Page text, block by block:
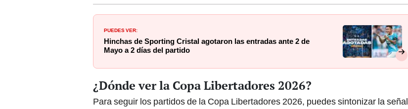
PUEDES VER:
Hinchas de Sporting Cristal agotaron las entradas ante 2 de
Mayo a 2 días del partido
¿Dónde ver la Copa Libertadores 2026?
Para seguir los partidos de la Copa Libertadores 2026, puedes sintonizar la señal